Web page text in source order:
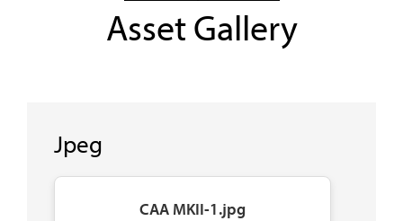
Asset Gallery
Jpeg
CAA MKII-1.jpg